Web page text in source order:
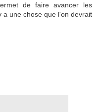
de faire avancer les
une chose que l'on devrait